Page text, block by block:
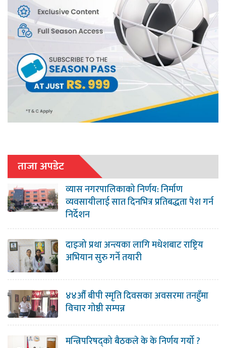
ताजा अपडेट
व्यास नगरपालिकाको निर्णय: निर्माण
व्यवसायीलाई सात दिनभित्र प्रतिबद्धता पेश गर्न
निर्देशन
दाइजो प्रथा अन्त्यका लागि मधेशबाट राष्ट्रिय
अभियान सुरु गर्ने तयारी
४४औँ बीपी स्मृति दिवसका अवसरमा तनहुँमा
विचार गोष्ठी सम्पन्न
मन्त्रिपरिषद्को बैठकले के के निर्णय गर्यो ?